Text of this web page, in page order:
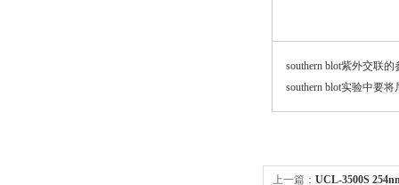
southern blot紫外交联的
southern blot实验中要
上一篇： UCL-3500S